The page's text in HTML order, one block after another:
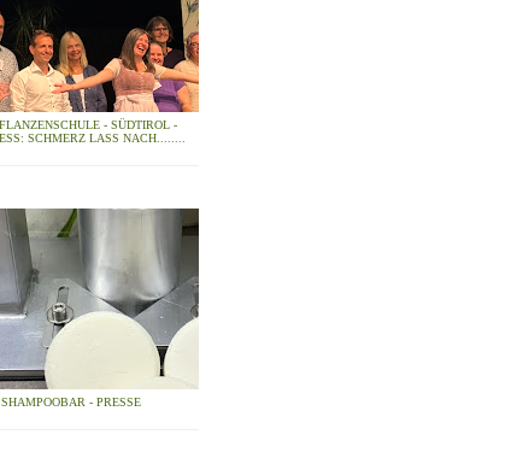
- SÜDTIROL -
SCHMERZ LASS NACH........
SHAMPOOBAR - PRESSE